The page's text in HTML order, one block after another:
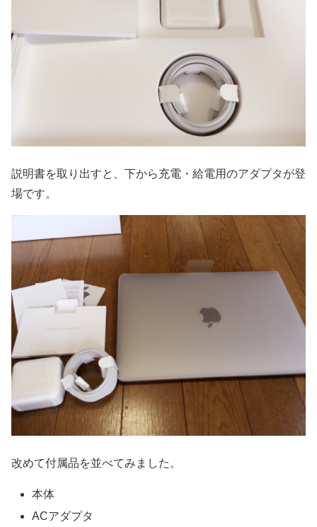
説明書を取り出すと、下から充電・給電用のアダプタが登
場です。
改めて付属品を並べてみました。
本体
ACアダプタ